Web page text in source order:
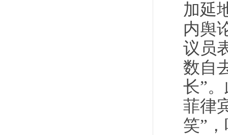
加延
内舆
议员
数自
长”
菲律
笑”